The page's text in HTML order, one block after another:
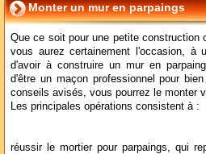
Monter un mur en parpaings
Que ce soit pour une petite construction
vous aurez certainement l'occasion, à
d'avoir à construire un mur en
d'être un maçon professionnel pour
conseils avisés, vous pourrez le monter
Les principales opérations consistent à :
réussir le mortier pour parpaings, qui